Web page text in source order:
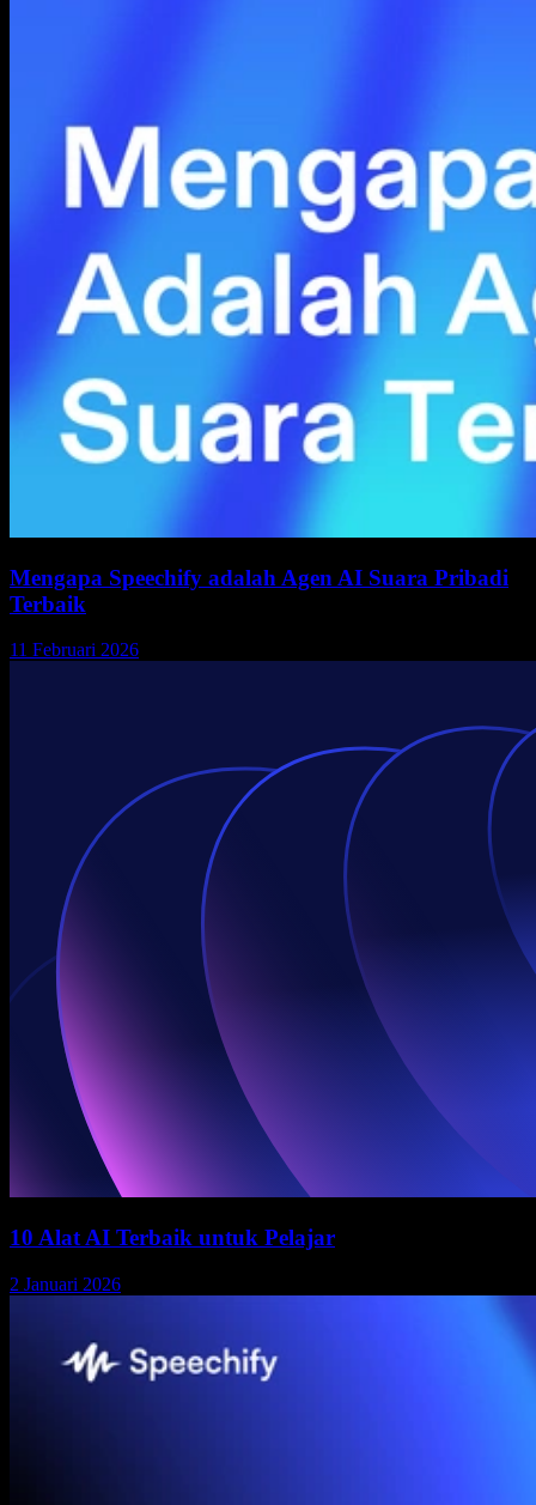
Mengapa Speechify adalah Agen AI Suara Pribadi
Terbaik
11 Februari 2026
10 Alat AI Terbaik untuk Pelajar
2 Januari 2026